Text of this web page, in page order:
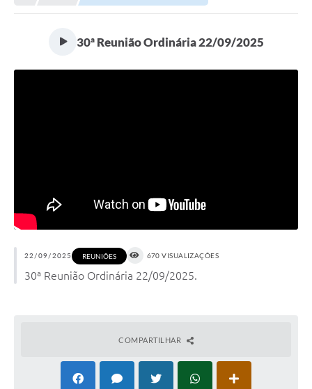
30ª Reunião Ordinária 22/09/2025
22/09/2025 REUNIÕES 670 VISUALIZAÇÕES
30ª Reunião Ordinária 22/09/2025.
COMPARTILHAR